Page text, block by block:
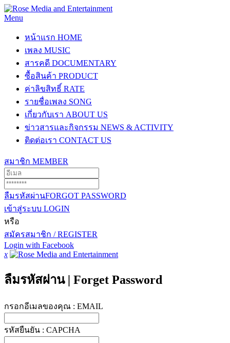
Menu
หน้าแรก HOME
เพลง MUSIC
สารคดี DOCUMENTARY
ซื้อสินค้า PRODUCT
ค่าลิขสิทธิ์ RATE
รายชื่อเพลง SONG
เกี่ยวกับเรา ABOUT US
ข่าวสารและกิจกรรม NEWS & ACTIVITY
ติดต่อเรา CONTACT US
สมาชิก MEMBER
ลืมรหัสผ่านFORGOT PASSWORD
เข้าสู่ระบบ LOGIN
หรือ
สมัครสมาชิก / REGISTER
Login with Facebook
x
ลืมรหัสผ่าน | Forget Password
กรอกอีเมลของคุณ : EMAIL
รหัสยืนยัน : CAPCHA